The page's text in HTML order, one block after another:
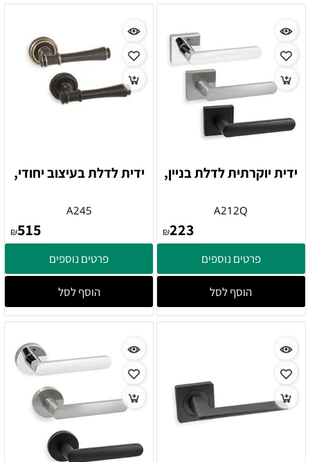
ידית יוקרתית לדלת בניין,
A212Q
₪223
פרטים נוספים
הוסף לסל
ידית לדלת בעיצוב יחודי,
A245
₪515
פרטים נוספים
הוסף לסל